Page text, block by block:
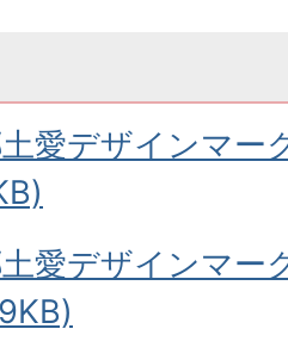
愛デザインマー
愛デザインマー